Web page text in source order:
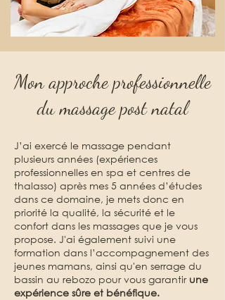
Mon approche professionnelle
du massage post natal
J’ai exercé le massage pendant
plusieurs années (expériences
professionnelles en spa et centres de
thalasso) après mes 5 années d’études
dans ce domaine, je mets donc en
priorité la qualité, la sécurité et le
confort dans les massages que je vous
propose. J'ai également suivi une
formation dans l’accompagnement des
jeunes mamans, ainsi qu'en serrage du
bassin au rebozo pour vous garantir une
expérience sûre et bénéfique.